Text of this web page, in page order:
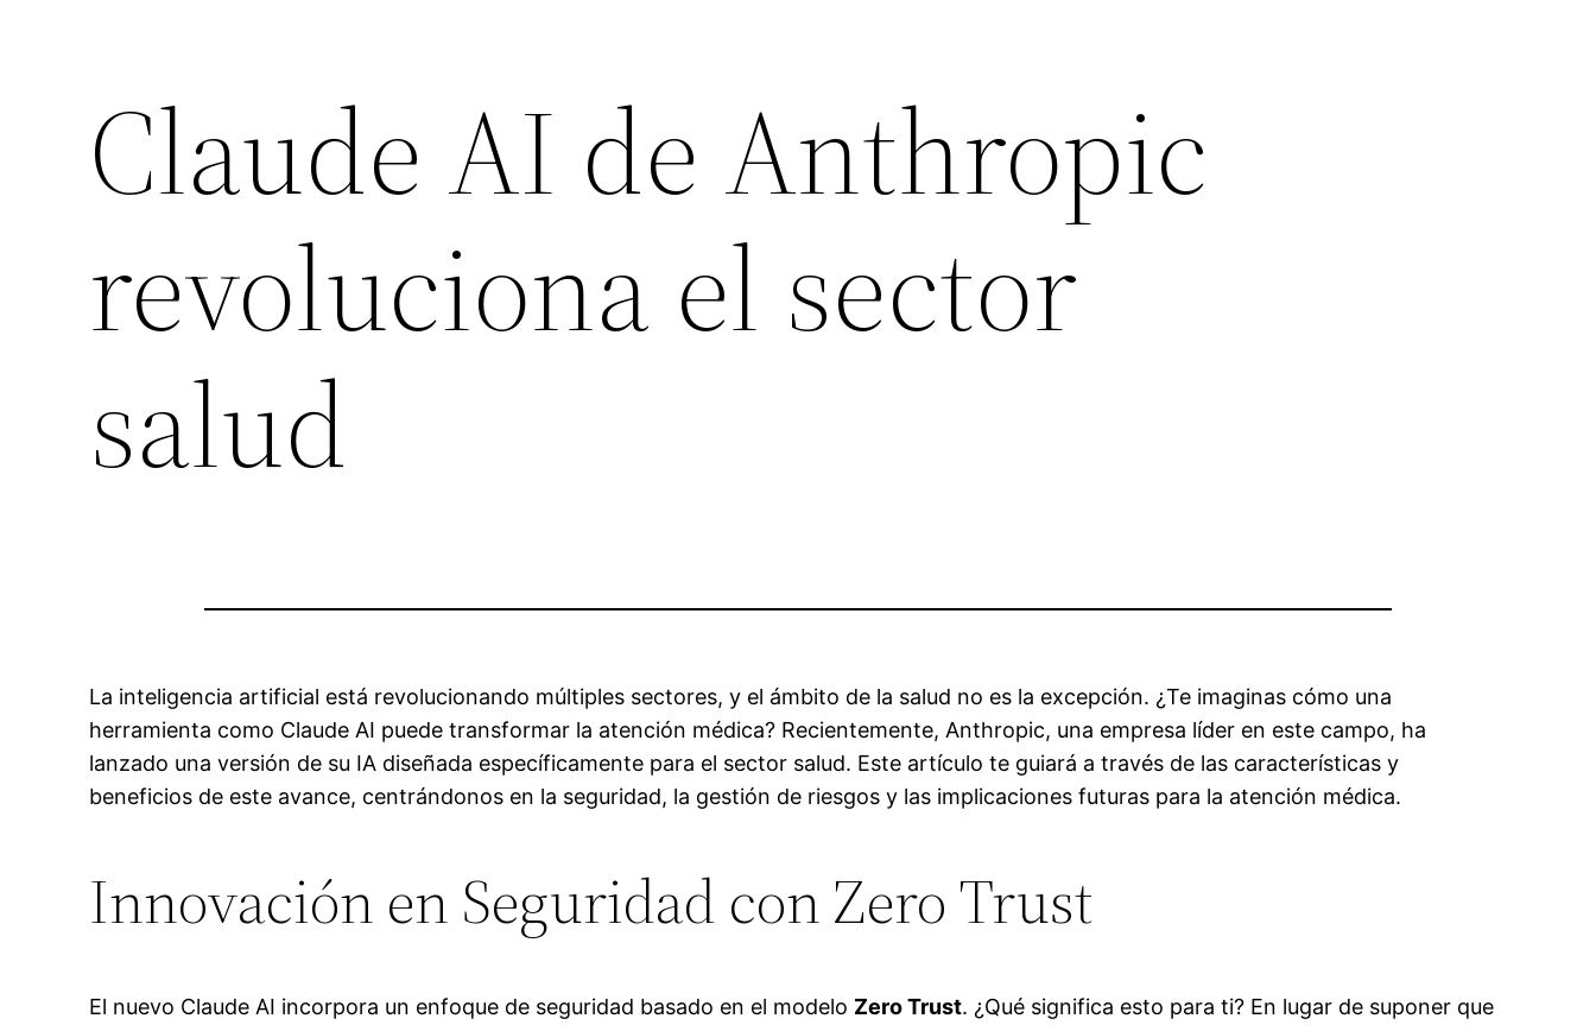
Claude AI de Anthropic
revoluciona el sector
salud
La inteligencia artificial está revolucionando múltiples sectores, y el ámbito de la salud no es la excepción. ¿Te imaginas cómo una
herramienta como Claude AI puede transformar la atención médica? Recientemente, Anthropic, una empresa líder en este campo, ha
lanzado una versión de su IA diseñada específicamente para el sector salud. Este artículo te guiará a través de las características y
beneficios de este avance, centrándonos en la seguridad, la gestión de riesgos y las implicaciones futuras para la atención médica.
Innovación en Seguridad con Zero Trust
El nuevo Claude AI incorpora un enfoque de seguridad basado en el modelo Zero Trust. ¿Qué significa esto para ti? En lugar de suponer que